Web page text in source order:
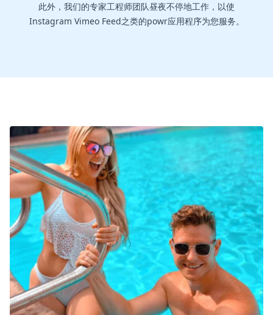
此外，我们的专家工程师团队昼夜不停地工作，以使
Instagram Vimeo Feed之类的powr应用程序为您服务。